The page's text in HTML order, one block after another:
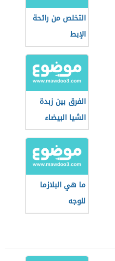
التخلص من رائحة
الإبط
الفرق بين زبدة
الشيا البيضاء
والصفراء
ما هي البلازما
للوجه